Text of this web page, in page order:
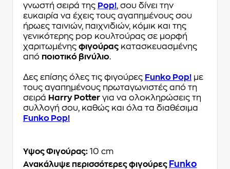
γνωστή σειρά της Pop!, σου δίνει την
ευκαιρία να έχεις τους αγαπημένους σου
ήρωες ταινιών, παιχνιδιών, κόμικ και της
γενικότερης pop κουλτούρας σε μορφή
χαριτωμένης φιγούρας κατασκευασμένης
από ποιοτικό βινύλιο.
Δες επίσης όλες τις φιγούρες Funko Pop! με
τους αγαπημένους πρωταγωνιστές από τη
σειρά Harry Potter για να ολοκληρώσεις τη
συλλογή σου, καθώς και όλα τα διαθέσιμα
Funko Pop!
Ύψος Φιγούρας: 10 cm
Ανακάλυψε περισσότερες φιγούρες Funko